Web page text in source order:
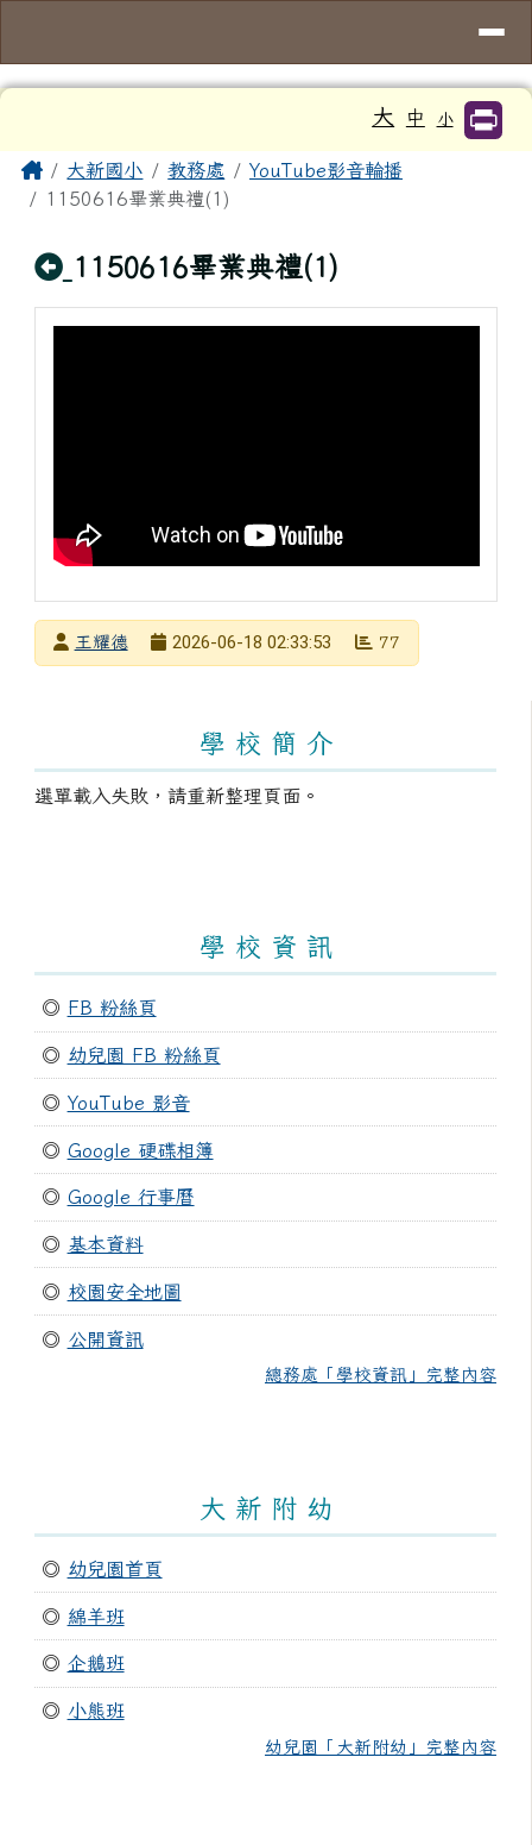
大 中 小
主內容區域
Home大新國小 教務處
YouTube影音輪播
1150616畢業典禮(1)
回上頁
1150616畢業典禮(1)
發布者王耀德
2026-06-18 02:33:53 77
學 校 簡 介
選單載入失敗，請重新整理頁面。
學 校 資 訊
◎ FB 粉絲頁
◎ 幼兒園 FB 粉絲頁
◎ YouTube 影音
◎ Google 硬碟相簿
◎ Google 行事曆
◎ 基本資料
◎ 校園安全地圖
◎ 公開資訊
總務處「學校資訊」完整內容
大 新 附 幼
◎ 幼兒園首頁
◎ 綿羊班
◎ 企鵝班
◎ 小熊班
幼兒園「大新附幼」完整內容
頁尾區域